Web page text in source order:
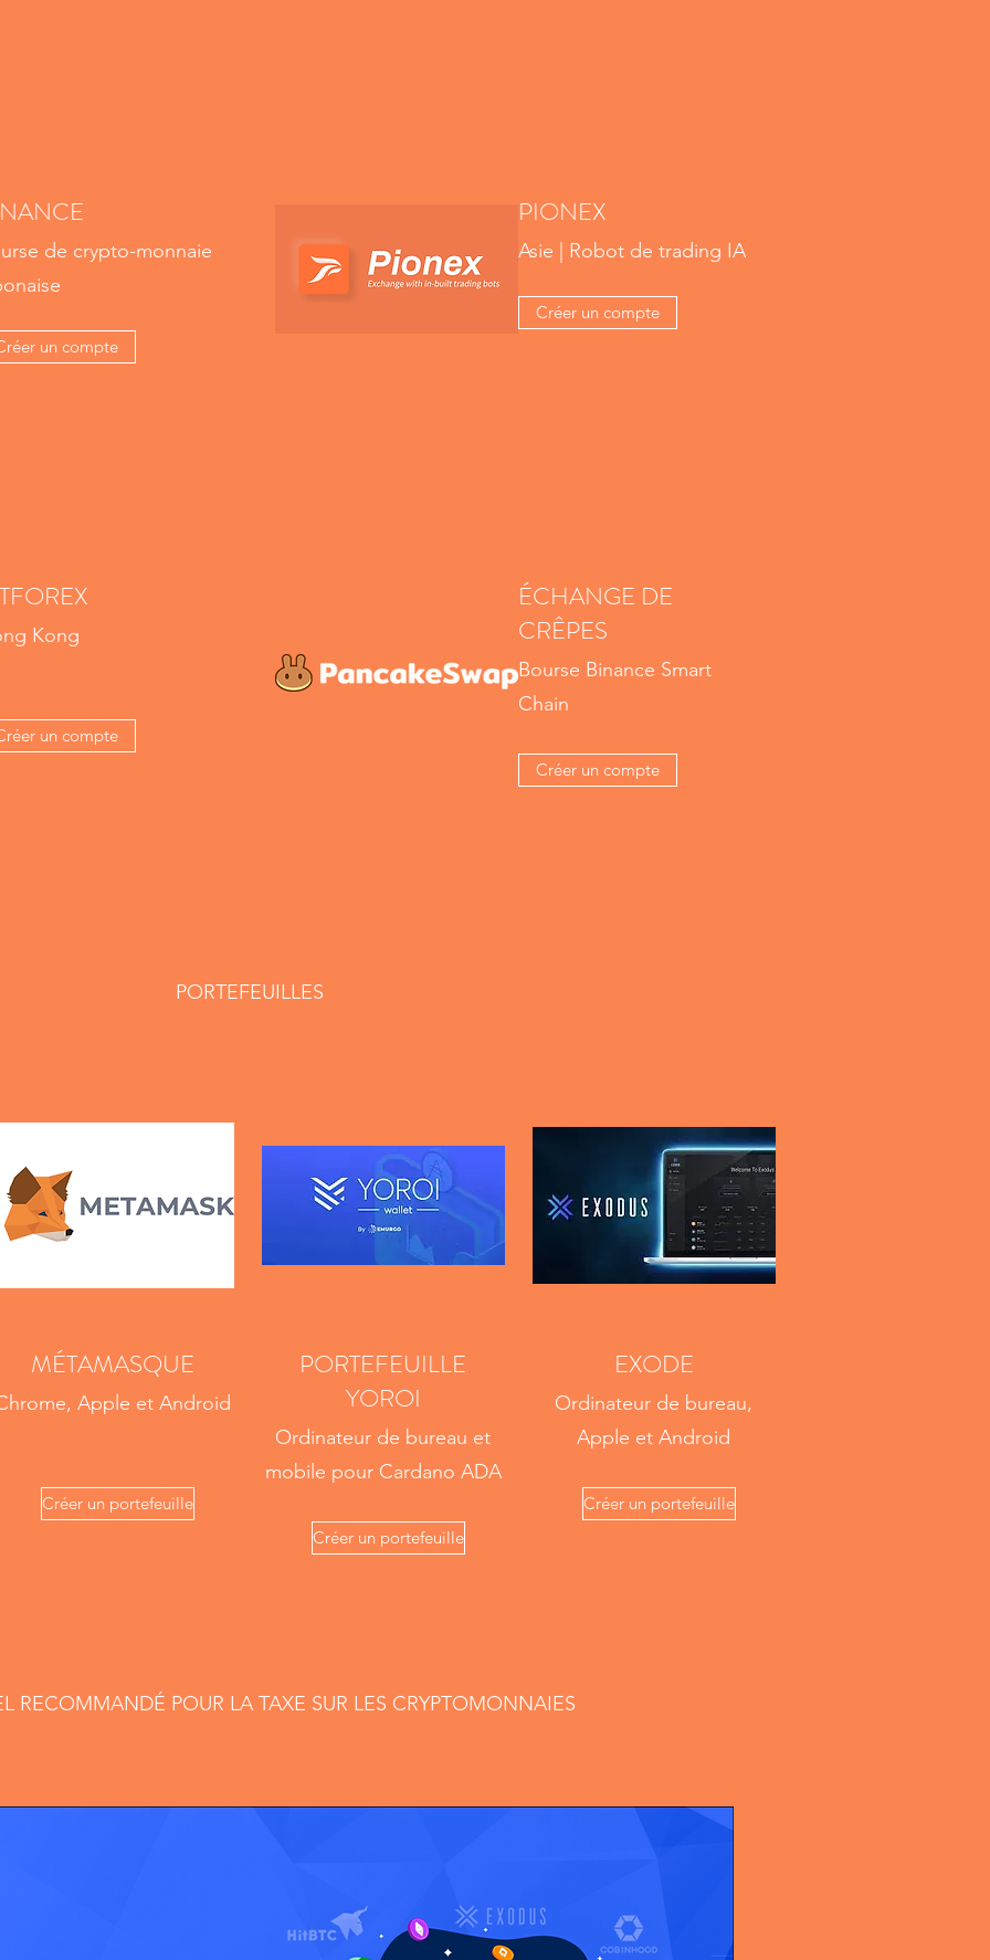
de crypto-monnaie
un compte
PIONEX
Asie | Robot de trading IA
Créer un compte
Kong
un compte
ÉCHANGE DE
CRÊPES
Bourse Binance Smart
Chain
Créer un compte
PORTEFEUILLES
MÉTAMASQUE
Apple et Android
Créer un portefeuille
PORTEFEUILLE
YOROI
Ordinateur de bureau et
mobile pour Cardano ADA
Créer un portefeuille
EXODE
Ordinateur de bureau,
Apple et Android
Créer un portefeuille
RECOMMANDÉ POUR LA TAXE SUR LES CRYPTOMONNAIES